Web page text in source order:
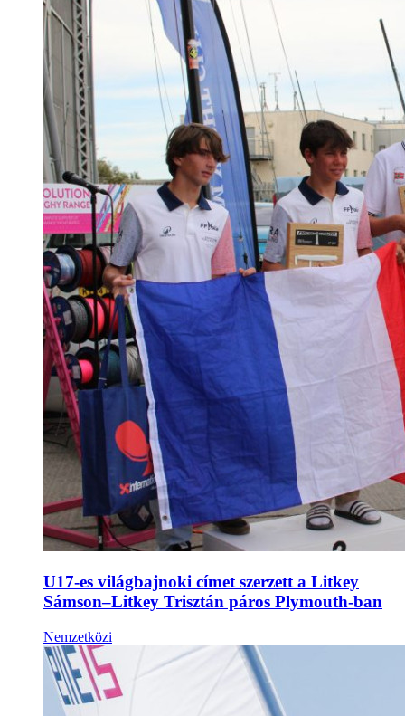
U17-es világbajnoki címet szerzett a Litkey
Sámson–Litkey Trisztán páros Plymouth-ban
Nemzetközi